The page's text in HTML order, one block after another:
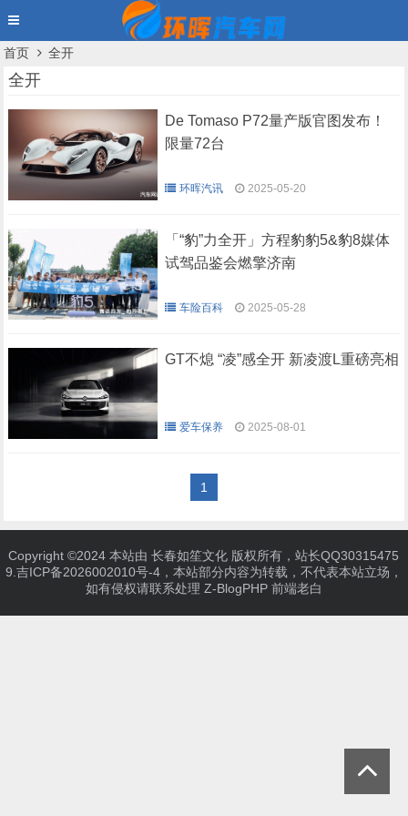
首页 全开
全开
De Tomaso P72量产版官图发布！
限量72台
环晖汽讯 2025-05-20
「“豹”力全开」方程豹豹5&豹8媒体
试驾品鉴会燃擎济南
车险百科 2025-05-28
GT不熄 “凌”感全开 新凌渡L重磅亮相
爱车保养 2025-08-01
1
Copyright ©2024 本站由 长春如笙文化 版权所有，站长QQ30315475
9. 吉ICP备2026002010号-4，本站部分内容为转载，不代表本站立场，
如有侵权请联系处理 Z-BlogPHP 前端老白